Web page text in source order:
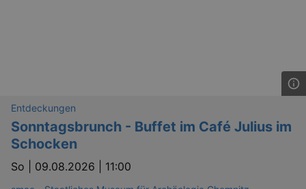
Entdeckungen
Sonntagsbrunch - Buffet im Café Julius im
Schocken
So | 09.08.2026 | 11:00